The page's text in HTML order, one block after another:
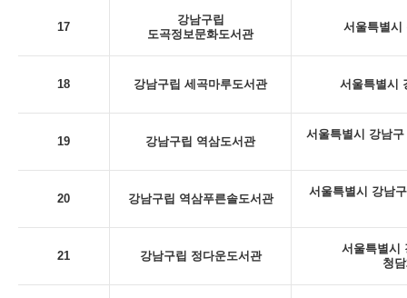
17
강남구립
도곡정보문화도서관
서울특별시
18 강남구립 세곡마루도서관 서울특별시
19 강남구립 역삼도서관
서울특별시 강남
20 강남구립 역삼푸른솔도서관
서울특별시 강남
21 강남구립 정다운도서관
서울특별시
청